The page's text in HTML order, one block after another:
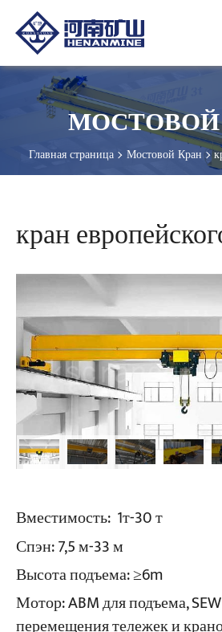
МОСТОВОЙ
Главная страница Мостовой Кран
кран
Вместимость: 1т-30 т
Спэн:7,5 м-33 м
Высота подъема:≥6m
Мотор:ABM для подъема,